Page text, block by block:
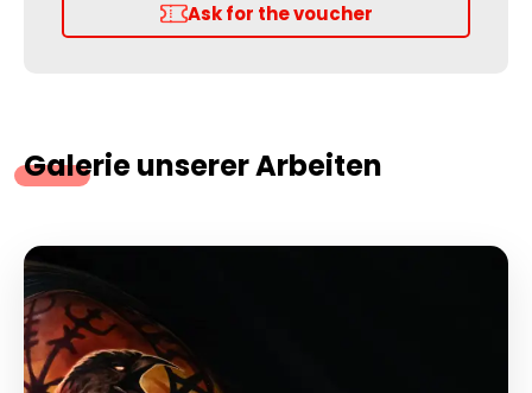
Ask for the voucher
Galerie unserer Arbeiten